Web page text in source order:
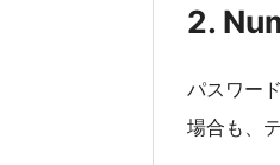
2.
パスワー
場合も、